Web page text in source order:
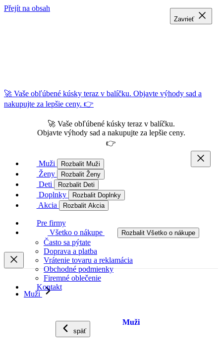
Přejít na obsah
🚀 Vaše obľúbené kúsky teraz v balíčku. Objavte výhody sad a
nakupujte za lepšie ceny. 👉
🚀 Vaše obľúbené kúsky teraz v balíčku.
Objavte výhody sad a nakupujte za lepšie ceny.
👉
Muži Rozbalit Muži
Ženy Rozbalit Ženy
Deti Rozbalit Deti
Doplnky Rozbalit Doplnky
Akcia Rozbalit Akcia
Pre firmy
Všetko o nákupe
Rozbalit Všetko o nákupe
Často sa pýtate
Doprava a platba
Vrátenie tovaru a reklamácia
Obchodné podmienky
Firemné oblečenie
Kontakt
Muži
späť
Muži
Zavrieť
Zavrieť
Zavrieť